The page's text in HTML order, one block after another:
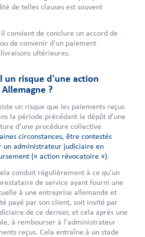
de telles clauses est souvent
convient de conclure un accord de
de convenir d'un paiement
ultérieures.
un risque d'une action
?
un risque que les paiements reçus
la période précédant le dépôt d'une
d’une procédure collective
circonstances, être contestés
un administrateur judiciaire en
(« action révocatoire »).
conduit régulièrement à ce qu'un
de service ayant fourni une
à une entreprise allemande et
payé par son client, soit invité par
de ce dernier, et cela après une
à rembourser à l'administrateur
reçus. Cela entraîne à un stade